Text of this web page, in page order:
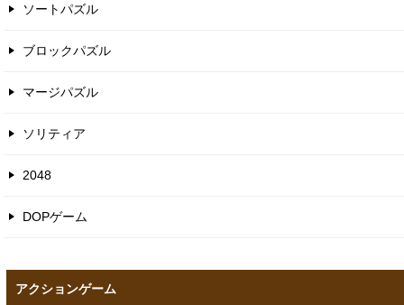
ソートパズル
ブロックパズル
マージパズル
ソリティア
2048
DOPゲーム
アクションゲーム